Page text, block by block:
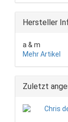
Hersteller
a & m
Mehr Artikel
Zuletzt